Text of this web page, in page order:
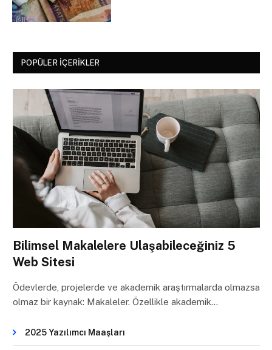
POPÜLER İÇERIKLER
Bilimsel Makalelere Ulaşabileceğiniz 5
Web Sitesi
Ödevlerde, projelerde ve akademik araştırmalarda olmazsa
olmaz bir kaynak: Makaleler. Özellikle akademik…
2025 Yazılımcı Maaşları